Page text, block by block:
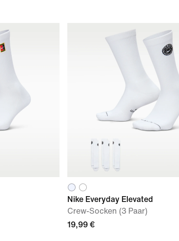
Nike Everyday Elevated
Crew-Socken (3 Paar)
19,99 €